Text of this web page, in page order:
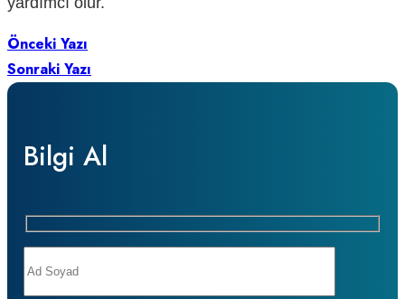
Önceki Yazı
Sonraki Yazı
Bilgi Al